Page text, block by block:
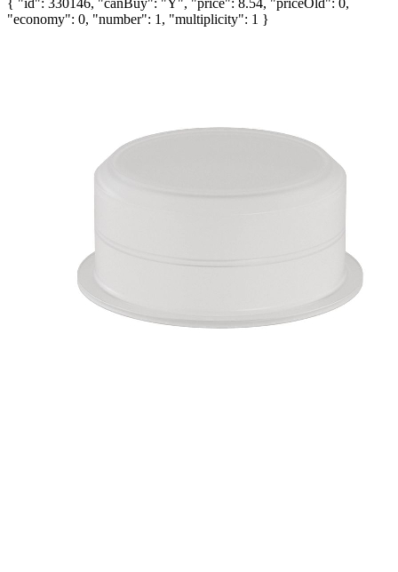
"economy": 0, "number": 1, "multiplicity": 1 }